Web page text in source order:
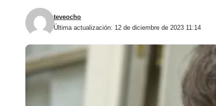
Última actualización: 12 de diciembre de 2023 11:14
teveocho